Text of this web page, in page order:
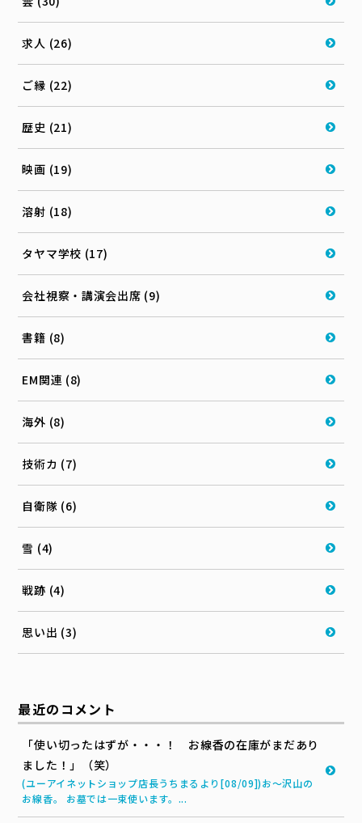
求人 (26)
ご縁 (22)
歴史 (21)
映画 (19)
溶射 (18)
タヤマ学校 (17)
会社視察・講演会出席 (9)
書籍 (8)
EM関連 (8)
海外 (8)
技術カ (7)
自衛隊 (6)
雪 (4)
戦跡 (4)
思い出 (3)
最近のコメント
「使い切ったはずが・・・！ お線香の在庫がまだあり
ました！」（笑）
(ユーアイネットショップ店長うちまるより[08/09])お～沢山の
お線香。 お墓では一束使います。...